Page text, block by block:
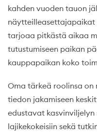
kahden vuoden tauon
näytteilleasettajapaikat
tarjoaa pitkästä aikaa
tutustumiseen paikan
kauppapaikan koko
Oma tärkeä roolinsa on
tiedon jakamiseen
edustavat
lajikekokeisiin sekä